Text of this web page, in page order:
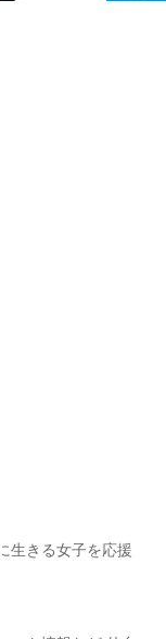
生きる女子を応援